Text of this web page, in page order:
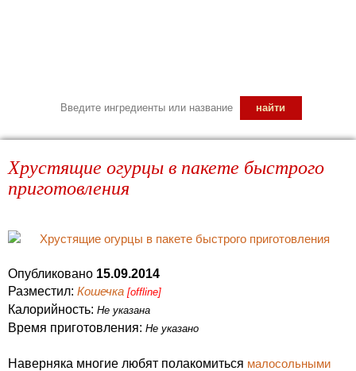
Хрустящие огурцы в пакете быстрого
приготовления
Опубликовано 15.09.2014
Разместил: Кошечка [offline]
Калорийность: Не указана
Время приготовления: Не указано
Наверняка многие любят полакомиться малосольными